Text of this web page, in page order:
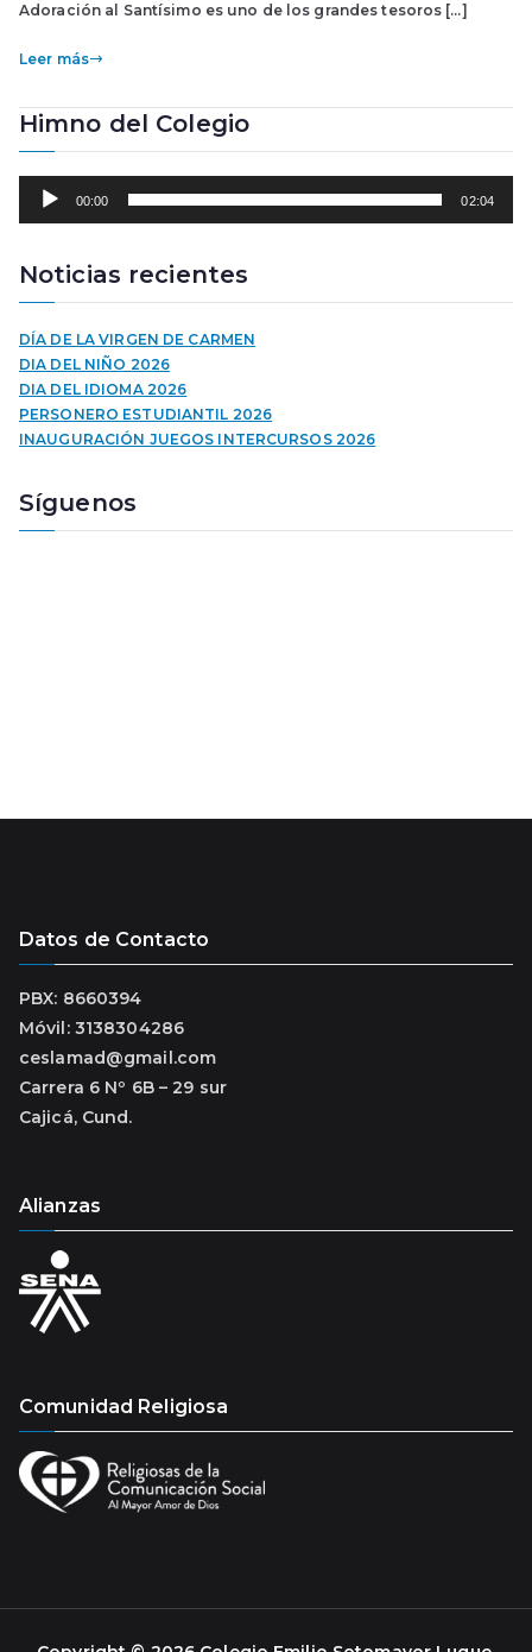
Adoración al Santísimo es uno de los grandes tesoros […]
Leer más
Himno del Colegio
r
o
u
c
t
o
r
a
u
00:00 02:04
Noticias recientes
DÍA DE LA VIRGEN DE CARMEN
DIA DEL NIÑO 2026
DIA DEL IDIOMA 2026
PERSONERO ESTUDIANTIL 2026
INAUGURACIÓN JUEGOS INTERCURSOS 2026
Síguenos
Datos de Contacto
PBX: 8660394
Móvil: 3138304286
ceslamad@gmail.com
Carrera 6 Nº 6B – 29 sur
Cajicá, Cund.
Alianzas
Comunidad Religiosa